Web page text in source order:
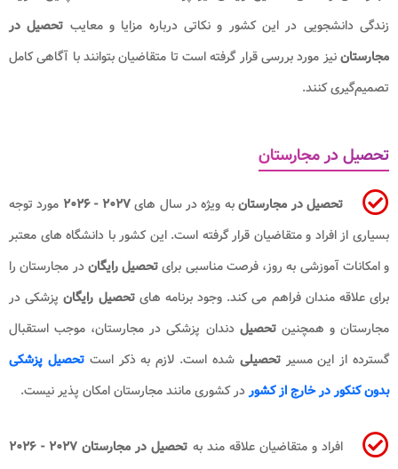
زندگی دانشجویی در این کشور و نکاتی درباره مزایا و معایب تحصیل در
مجارستاننیز مورد بررسی قرار گرفته است تا متقاضیان بتوانند با آگاهی کامل
تصمیم‌گیری کنند.
تحصیل در مجارستان
تحصیل در مجارستانبه ویژه در سال های۲۰۲۷ - ۲۰۲۶
مورد توجه
بسیاری از افراد و متقاضیان قرار گرفته است. این کشور با دانشگاه های معتبر
و امکانات آموزشی به روز، فرصت مناسبی برایتحصیل رایگاندر مجارستان را
برای علاقه مندان فراهم می کند. وجود برنامه هایتحصیل رایگان پزشکی در
مجارستان و همچنینتحصیلدندان پزشکی در مجارستان، موجب استقبال
گسترده از این مسیرتحصیلیشده است. لازم به ذکر استتحصیل پزشکی
بدون کنکور در خارج از کشوردر کشوری مانند مجارستان امکان پذیر نیست.
افراد و متقاضیان علاقه مند به تحصیل در مجارستان ۲۰۲۷ - ۲۰۲۶